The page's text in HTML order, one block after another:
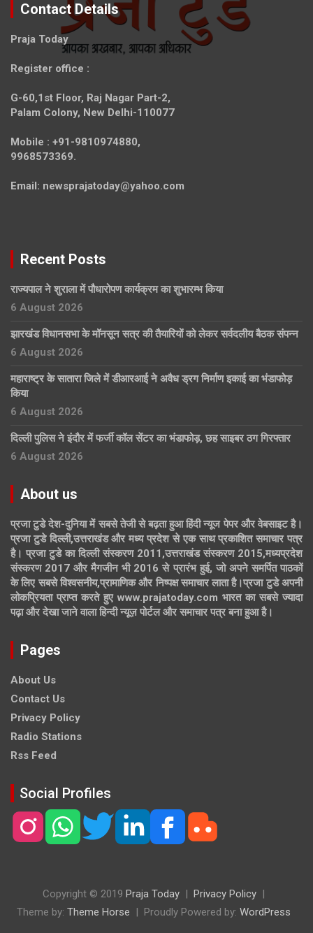
Contact Details
Praja Today
Register office :
G-60,1st Floor, Raj Nagar Part-2,
Palam Colony, New Delhi-110077
Mobile : +91-9810974880,
9968573369.
Email: newsprajatoday@yahoo.com
Recent Posts
राज्यपाल ने शुराला में पौधारोपण कार्यक्रम का शुभारम्भ किया
6 August 2026
झारखंड विधानसभा के मॉनसून सत्र की तैयारियों को लेकर सर्वदलीय बैठक संपन्न
6 August 2026
महाराष्ट्र के सातारा जिले में डीआरआई ने अवैध ड्रग निर्माण इकाई का भंडाफोड़
किया
6 August 2026
दिल्ली पुलिस ने इंदौर में फर्जी कॉल सेंटर का भंडाफोड़, छह साइबर ठग गिरफ्तार
6 August 2026
About us
प्रजा टुडे देश-दुनिया में सबसे तेजी से बढ़ता हुआ हिंदी न्यूज पेपर और वेबसाइट है।
प्रजा टुडे दिल्ली,उत्तराखंड और मध्य प्रदेश से एक साथ प्रकाशित समाचार पत्र
है। प्रजा टुडे का दिल्ली संस्करण 2011,उत्तराखंड संस्करण 2015,मध्यप्रदेश
संस्करण 2017 और मैगजीन भी 2016 से प्रारंभ हुई, जो अपने समर्पित पाठकों
के लिए सबसे विश्वसनीय,प्रामाणिक और निष्पक्ष समाचार लाता है।प्रजा टुडे अपनी
लोकप्रियता प्राप्त करते हुए www.prajatoday.com भारत का सबसे ज्यादा
पढ़ा और देखा जाने वाला हिन्दी न्यूज़ पोर्टल और समाचार पत्र बना हुआ है।
Pages
About Us
Contact Us
Privacy Policy
Radio Stations
Rss Feed
Social Profiles
Copyright © 2019 Praja Today
Privacy Policy
Theme by: Theme Horse Proudly Powered by: WordPress